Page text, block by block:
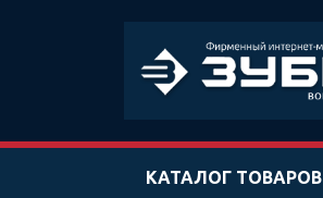
КАТАЛОГ ТОВАРОВ